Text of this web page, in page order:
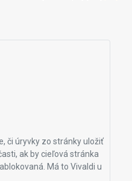
či úryvky zo stránky uložiť
ak by cieľová stránka
Má to Vivaldi u